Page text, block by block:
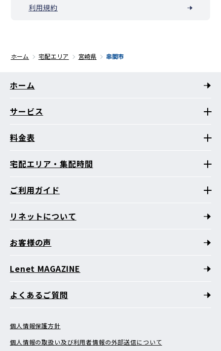
利用規約
ホーム 宅配エリア 宮崎県 串間市
ホーム
サービス
料金表
宅配エリア・集配時間
ご利用ガイド
リネットについて
お客様の声
Lenet MAGAZINE
よくあるご質問
個人情報保護方針
個人情報の取扱い及び利用者情報の外部送信について